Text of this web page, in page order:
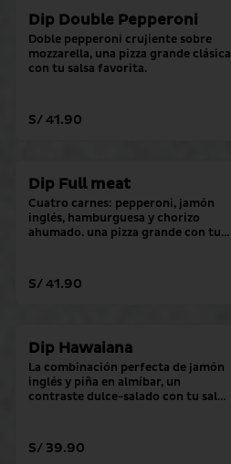
Dip Double Pepperoni
Doble pepperoni crujiente sobre
mozzarella, una pizza grande clásica
con tu salsa favorita.
S/ 41.90
Dip Full meat
Cuatro carnes: pepperoni, jamón
inglés, hamburguesa y chorizo
ahumado. una pizza grande con tu
S/ 41.90
Dip Hawaiana
La combinación perfecta de jamón
inglés y piña en almíbar, un
contraste dulce-salado con tu salsa
S/ 39.90